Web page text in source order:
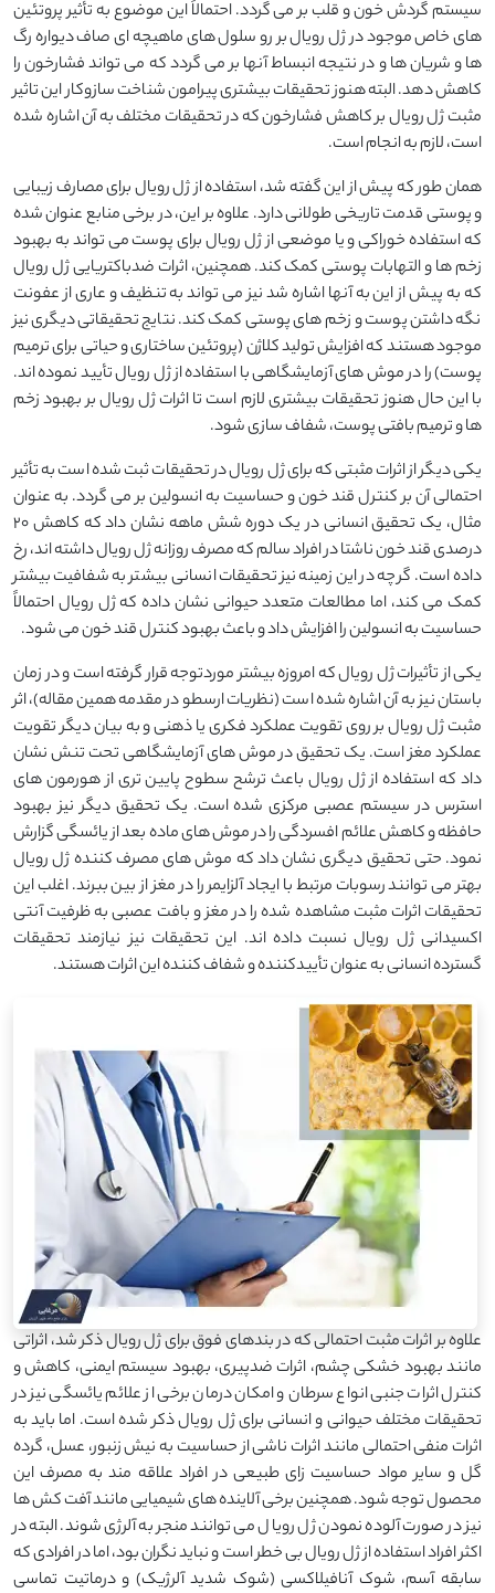
سیستم گردش خون و قلب بر می گردد. احتمالاً این موضوع به تأثیر پروتئین
های خاص موجود در ژل رویال بر رو سلول های ماهیچه ای صاف دیواره رگ
ها و شریان ها و در نتیجه انبساط آنها بر می گردد که می تواند فشارخون را
کاهش دهد. البته هنوز تحقیقات بیشتری پیرامون شناخت سازوکار این تاثیر
مثبت ژل رویال بر کاهش فشارخون که در تحقیقات مختلف به آن اشاره شده
است، لازم به انجام است.
همان طور که پیش از این گفته شد، استفاده از ژل رویال برای مصارف زیبایی
و پوستی قدمت تاریخی طولانی دارد. علاوه بر این، در برخی منابع عنوان شده
که استفاده خوراکی و یا موضعی از ژل رویال برای پوست می تواند به بهبود
زخم ها و التهابات پوستی کمک کند. همچنین، اثرات ضدباکتریایی ژل رویال
که به پیش از این به آنها اشاره شد نیز می تواند به تنظیف و عاری از عفونت
نگه داشتن پوست و زخم های پوستی کمک کند. نتایج تحقیقاتی دیگری نیز
موجود هستند که افزایش تولید کلاژن (پروتئین ساختاری و حیاتی برای ترمیم
پوست) را در موش های آزمایشگاهی با استفاده از ژل رویال تأیید نموده اند.
با این حال هنوز تحقیقات بیشتری لازم است تا اثرات ژل رویال بر بهبود زخم
ها و ترمیم بافتی پوست، شفاف سازی شود.
یکی دیگر از اثرات مثبتی که برای ژل رویال در تحقیقات ثبت شده است به تأثیر
احتمالی آن بر کنترل قند خون و حساسیت به انسولین بر می گردد. به عنوان
مثال، یک تحقیق انسانی در یک دوره شش ماهه نشان داد که کاهش ۲۰
درصدی قند خون ناشتا در افراد سالم که مصرف روزانه ژل رویال داشته اند، رخ
داده است. گرچه در این زمینه نیز تحقیقات انسانی بیشتر به شفافیت بیشتر
کمک می کند، اما مطالعات متعدد حیوانی نشان داده که ژل رویال احتمالاً
حساسیت به انسولین را افزایش داد و باعث بهبود کنترل قند خون می شود.
یکی از تأثیرات ژل رویال که امروزه بیشتر موردتوجه قرار گرفته است و در زمان
باستان نیز به آن اشاره شده است (نظریات ارسطو در مقدمه همین مقاله)، اثر
مثبت ژل رویال بر روی تقویت عملکرد فکری یا ذهنی و به بیان دیگر تقویت
عملکرد مغز است. یک تحقیق در موش های آزمایشگاهی تحت تنش نشان
داد که استفاده از ژل رویال باعث ترشح سطوح پایین تری از هورمون های
استرس در سیستم عصبی مرکزی شده است. یک تحقیق دیگر نیز بهبود
حافظه و کاهش علائم افسردگی را در موش های ماده بعد از یائسگی گزارش
نمود. حتی تحقیق دیگری نشان داد که موش های مصرف کننده ژل رویال
بهتر می توانند رسوبات مرتبط با ایجاد آلزایمر را در مغز از بین ببرند. اغلب این
تحقیقات اثرات مثبت مشاهده شده را در مغز و بافت عصبی به ظرفیت آنتی
اکسیدانی ژل رویال نسبت داده اند. این تحقیقات نیز نیازمند تحقیقات
گسترده انسانی به عنوان تأییدکننده و شفاف کننده این اثرات هستند.
علاوه بر اثرات مثبت احتمالی که در بندهای فوق برای ژل رویال ذکر شد، اثراتی
مانند بهبود خشکی چشم، اثرات ضدپیری، بهبود سیستم ایمنی، کاهش و
کنترل اثرات جنبی انواع سرطان و امکان درمان برخی از علائم یائسگی نیز در
تحقیقات مختلف حیوانی و انسانی برای ژل رویال ذکر شده است. اما باید به
اثرات منفی احتمالی مانند اثرات ناشی از حساسیت به نیش زنبور، عسل، گرده
گل و سایر مواد حساسیت زای طبیعی در افراد علاقه مند به مصرف این
محصول توجه شود. همچنین برخی آلاینده های شیمیایی مانند آفت کش ها
نیز در صورت آلوده نمودن ژل رویال می توانند منجر به آلرژی شوند. البته در
اکثر افراد استفاده از ژل رویال بی خطر است و نباید نگران بود، اما در افرادی که
سابقه آسم، شوک آنافیلاکسی (شوک شدید آلرژیک) و درماتیت تماسی